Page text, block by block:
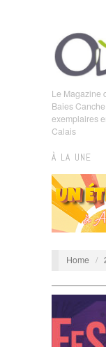
Le Magazine
Baies
exemplaires
Calais
À LA UNE
Home /